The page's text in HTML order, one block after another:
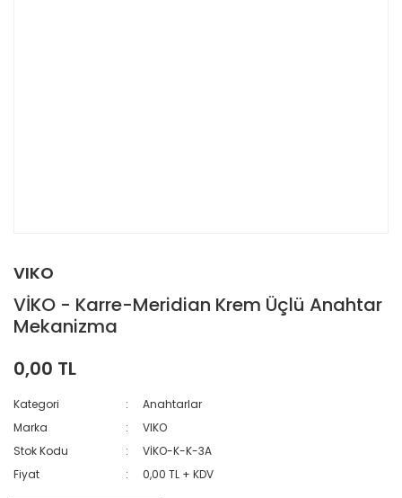
VIKO
VİKO - Karre-Meridian Krem Üçlü Anahtar
Mekanizma
0,00 TL
Kategori
Anahtarlar
Marka
VIKO
Stok Kodu
VİKO-K-K-3A
Fiyat
0,00 TL + KDV